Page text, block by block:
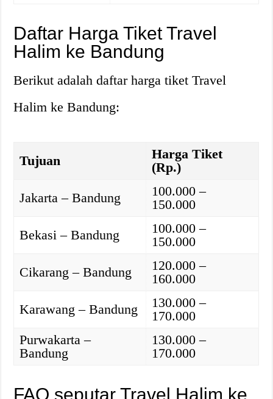
Daftar Harga Tiket Travel
Halim ke Bandung
Berikut adalah daftar harga tiket Travel
Halim ke Bandung:
Tujuan
Harga Tiket
(Rp.)
Jakarta – Bandung
100.000 –
150.000
Bekasi – Bandung
100.000 –
150.000
Cikarang – Bandung
120.000 –
160.000
Karawang – Bandung
130.000 –
170.000
Purwakarta –
Bandung
130.000 –
170.000
FAQ seputar Travel Halim ke